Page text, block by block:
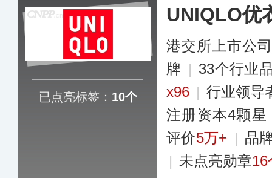
已点亮标签： 10个
UNIQLO优
港交所上市公司
牌 | 33个行业
x96 | 行业领导
注册资本4颗星
评价5万+ | 品
| 未点亮勋章16